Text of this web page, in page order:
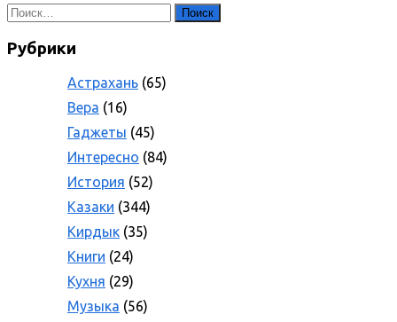
Найти:
Рубрики
Астрахань (65)
Вера (16)
Гаджеты (45)
Интересно (84)
История (52)
Казаки (344)
Кирдык (35)
Книги (24)
Кухня (29)
Музыка (56)